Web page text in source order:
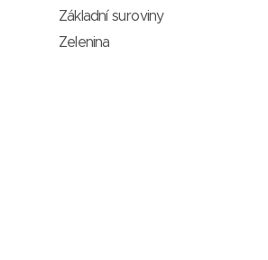
Základní suroviny
Zelenina